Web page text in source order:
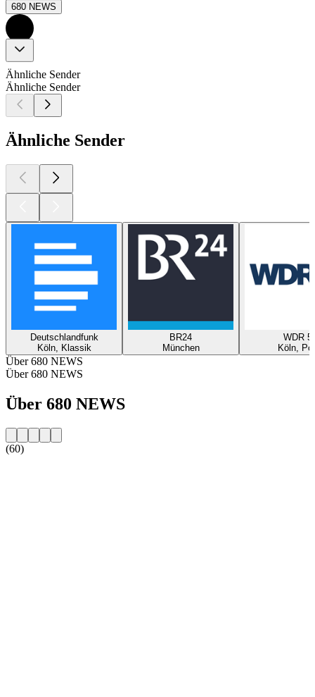
680 NEWS
Ähnliche Sender
Ähnliche Sender
Ähnliche Sender
Deutschlandfunk
Köln, Klassik
BR24
München
WDR 5
Köln,
Über 680 NEWS
Über 680 NEWS
Über 680 NEWS
(60)